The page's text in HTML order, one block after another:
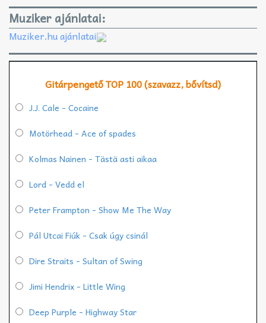
Muziker ajánlatai:
Muziker.hu ajánlatai
Gitárpengető TOP 100 (szavazz, bővítsd)
J.J. Cale - Cocaine
Motörhead - Ace of spades
Kolmas Nainen - Tästä asti aikaa
Lord - Vedd el
Peter Frampton - Show Me The Way
Pál Utcai Fiúk - Csak úgy csinál
Dire Straits - Sultan of Swing
Jimi Hendrix - Little Wing
Deep Purple - Highway Star